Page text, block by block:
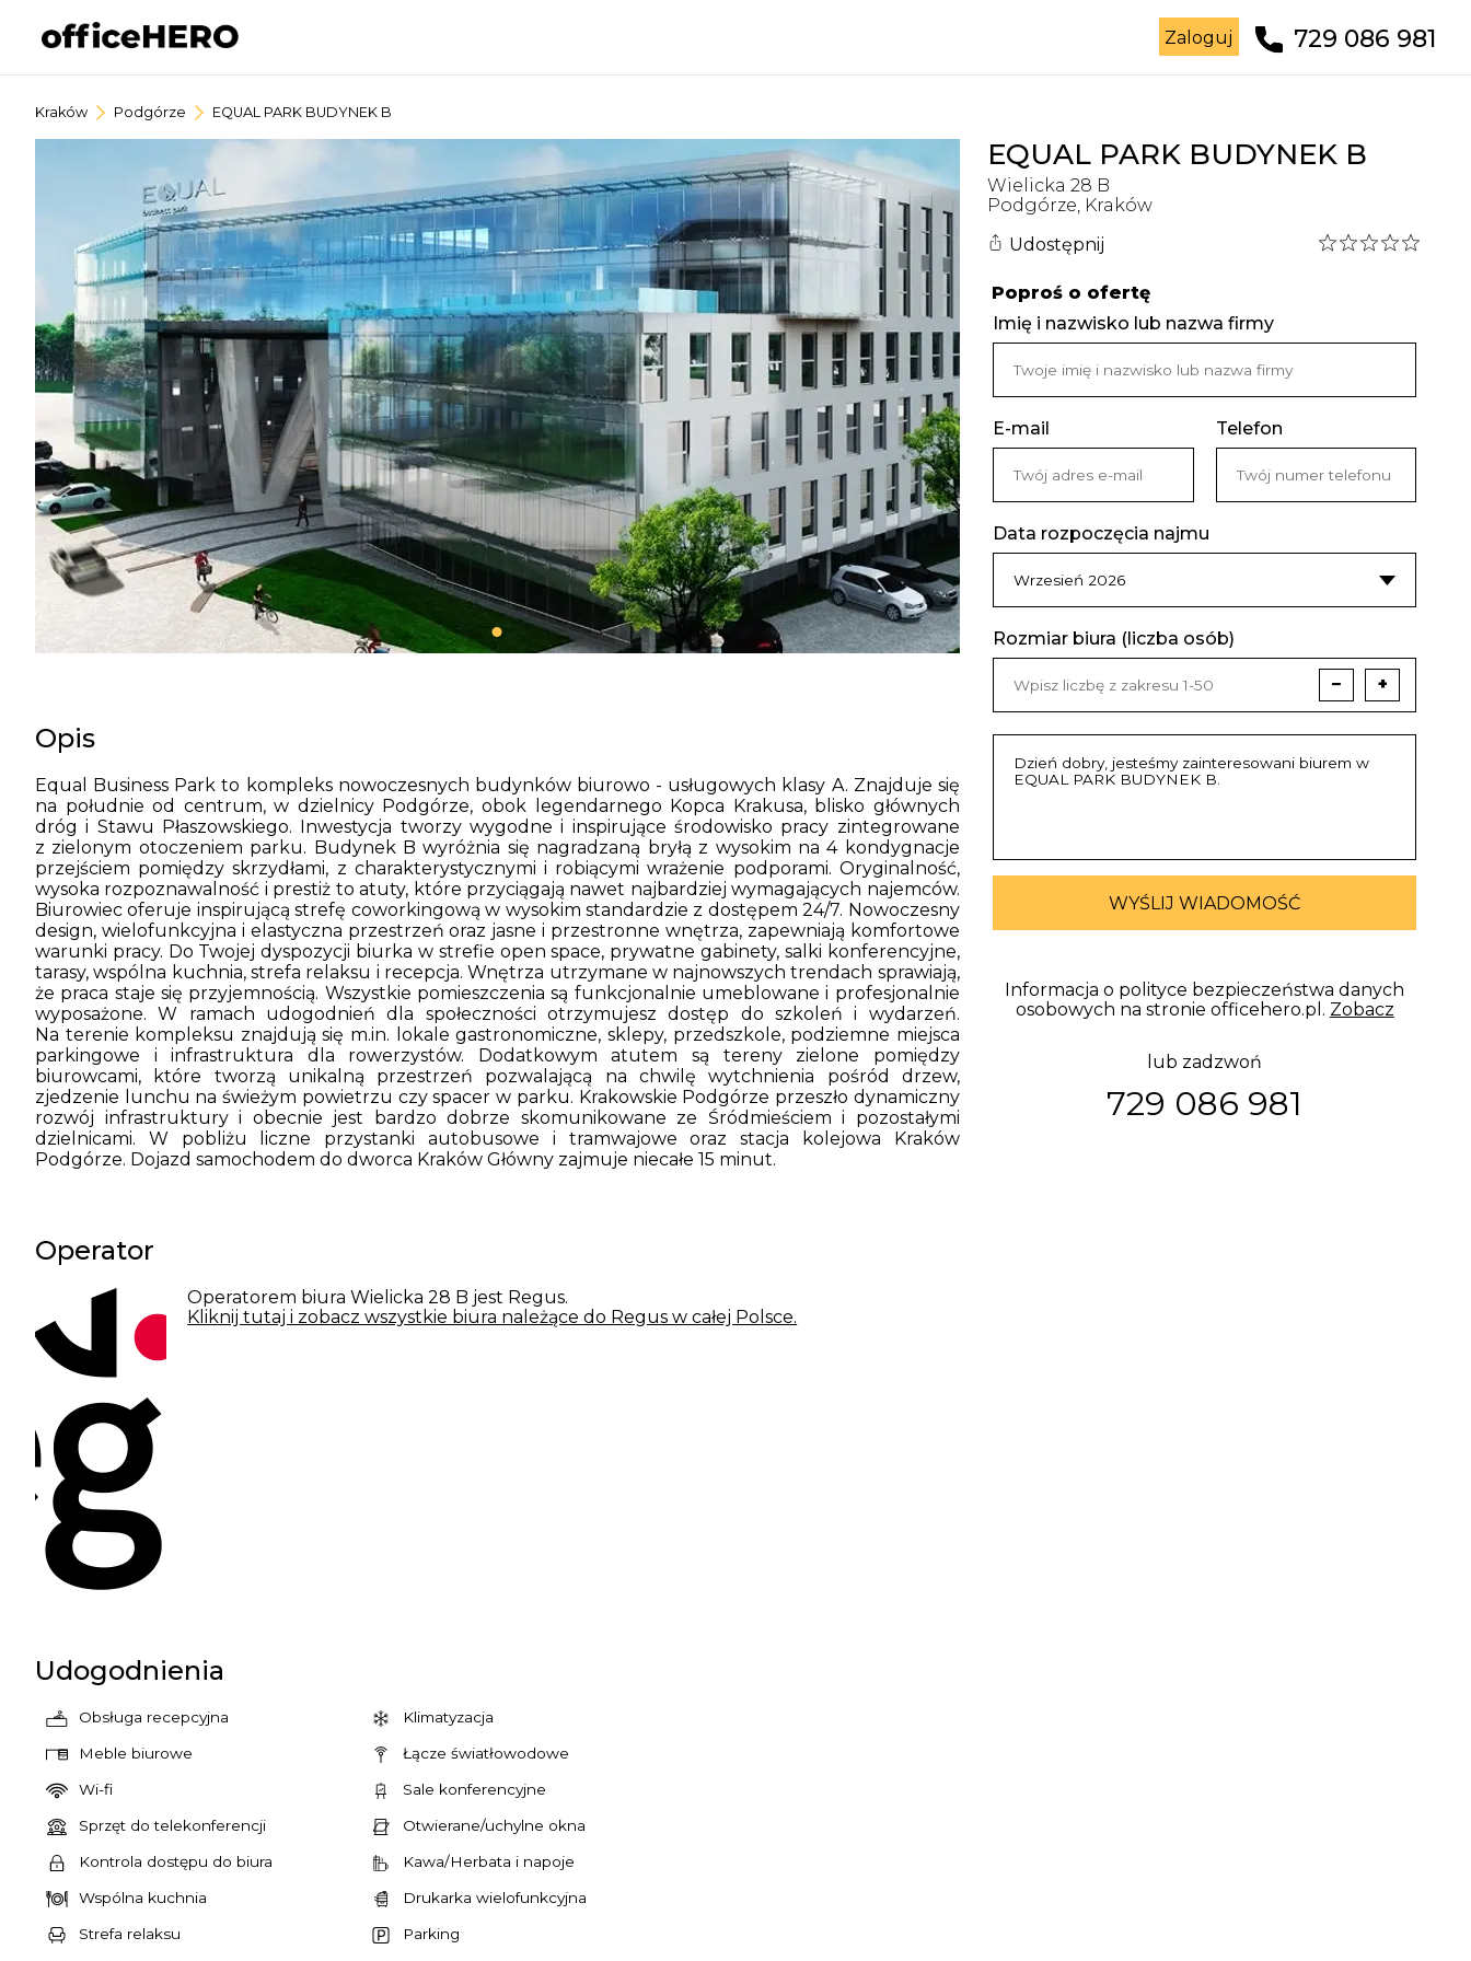
Zaloguj 729 086 981
Kraków Podgórze EQUAL PARK BUDYNEK B
EQUAL PARK BUDYNEK B
Wielicka 28 B
Podgórze, Kraków
Udostępnij
Poproś o ofertę
Imię i nazwisko lub nazwa firmy
E-mail Telefon
Data rozpoczęcia najmu
Rozmiar biura (liczba osób)
− +
WYŚLIJ WIADOMOŚĆ
Informacja o polityce bezpieczeństwa danych
osobowych na stronie officehero.pl. Zobacz
lub zadzwoń
729 086 981
Opis
Equal Business Park to kompleks nowoczesnych budynków biurowo - usługowych klasy A. Znajduje się
na południe od centrum, w dzielnicy Podgórze, obok legendarnego Kopca Krakusa, blisko głównych
dróg i Stawu Płaszowskiego. Inwestycja tworzy wygodne i inspirujące środowisko pracy zintegrowane
z zielonym otoczeniem parku. Budynek B wyróżnia się nagradzaną bryłą z wysokim na 4 kondygnacje
przejściem pomiędzy skrzydłami, z charakterystycznymi i robiącymi wrażenie podporami. Oryginalność,
wysoka rozpoznawalność i prestiż to atuty, które przyciągają nawet najbardziej wymagających najemców.
Biurowiec oferuje inspirującą strefę coworkingową w wysokim standardzie z dostępem 24/7. Nowoczesny
design, wielofunkcyjna i elastyczna przestrzeń oraz jasne i przestronne wnętrza, zapewniają komfortowe
warunki pracy. Do Twojej dyspozycji biurka w strefie open space, prywatne gabinety, salki konferencyjne,
tarasy, wspólna kuchnia, strefa relaksu i recepcja. Wnętrza utrzymane w najnowszych trendach sprawiają,
że praca staje się przyjemnością. Wszystkie pomieszczenia są funkcjonalnie umeblowane i profesjonalnie
wyposażone. W ramach udogodnień dla społeczności otrzymujesz dostęp do szkoleń i wydarzeń.
Na terenie kompleksu znajdują się m.in. lokale gastronomiczne, sklepy, przedszkole, podziemne miejsca
parkingowe i infrastruktura dla rowerzystów. Dodatkowym atutem są tereny zielone pomiędzy
biurowcami, które tworzą unikalną przestrzeń pozwalającą na chwilę wytchnienia pośród drzew,
zjedzenie lunchu na świeżym powietrzu czy spacer w parku. Krakowskie Podgórze przeszło dynamiczny
rozwój infrastruktury i obecnie jest bardzo dobrze skomunikowane ze Śródmieściem i pozostałymi
dzielnicami. W pobliżu liczne przystanki autobusowe i tramwajowe oraz stacja kolejowa Kraków
Podgórze. Dojazd samochodem do dworca Kraków Główny zajmuje niecałe 15 minut.
Operator
Operatorem biura Wielicka 28 B jest Regus.
Kliknij tutaj i zobacz wszystkie biura należące do Regus w całej Polsce.
Udogodnienia
Obsługa recepcyjna Klimatyzacja
Meble biurowe Łącze światłowodowe
Wi-fi Sale konferencyjne
Sprzęt do telekonferencji Otwierane/uchylne okna
Kontrola dostępu do biura Kawa/Herbata i napoje
Wspólna kuchnia Drukarka wielofunkcyjna
Strefa relaksu Parking